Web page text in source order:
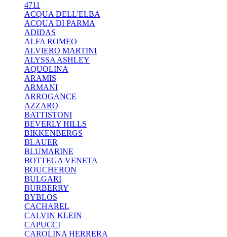
4711
ACQUA DELL'ELBA
ACQUA DI PARMA
ADIDAS
ALFA ROMEO
ALVIERO MARTINI
ALYSSA ASHLEY
AQUOLINA
ARAMIS
ARMANI
ARROGANCE
AZZARO
BATTISTONI
BEVERLY HILLS
BIKKENBERGS
BLAUER
BLUMARINE
BOTTEGA VENETA
BOUCHERON
BULGARI
BURBERRY
BYBLOS
CACHAREL
CALVIN KLEIN
CAPUCCI
CAROLINA HERRERA